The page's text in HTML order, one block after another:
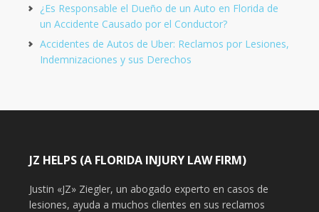
¿Es Responsable el Dueño de un Auto en Florida de
un Accidente Causado por el Conductor?
Accidentes de Autos de Uber: Reclamos por Lesiones,
Indemnizaciones y sus Derechos
JZ HELPS (A FLORIDA INJURY LAW FIRM)
Justin «JZ» Ziegler, un abogado experto en casos de
lesiones, ayuda a muchos clientes en sus reclamos